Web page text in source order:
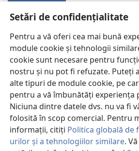
Setări de confidențialitate
Pentru a vă oferi cea mai bună
module cookie și tehnologii
cookie sunt necesare pentru
nostru și nu pot fi refuzate. Puteți
alte tipuri de module cookie, pe
pentru a vă îmbunătăți experiența
Niciuna dintre datele dvs. nu va fi
folosită în scop comercial. Pentru
informații, citiți Politica globală de
urilor și a tehnologiilor similare.
Drepturile de autor pentru această publicație
Copyright©2026Watch Tower Bible and
Pennsylvania.
CONDIȚII DE UTILIZARE |POLITICA DE
SETĂRI DE CONFIDENȚIALITATE